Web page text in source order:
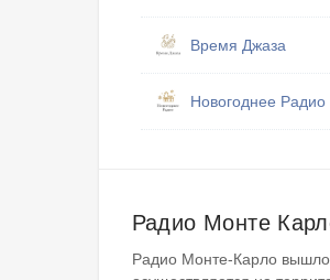
Время Джаза
Новогоднее Радио
Радио Монте
Радио Монте-Карло